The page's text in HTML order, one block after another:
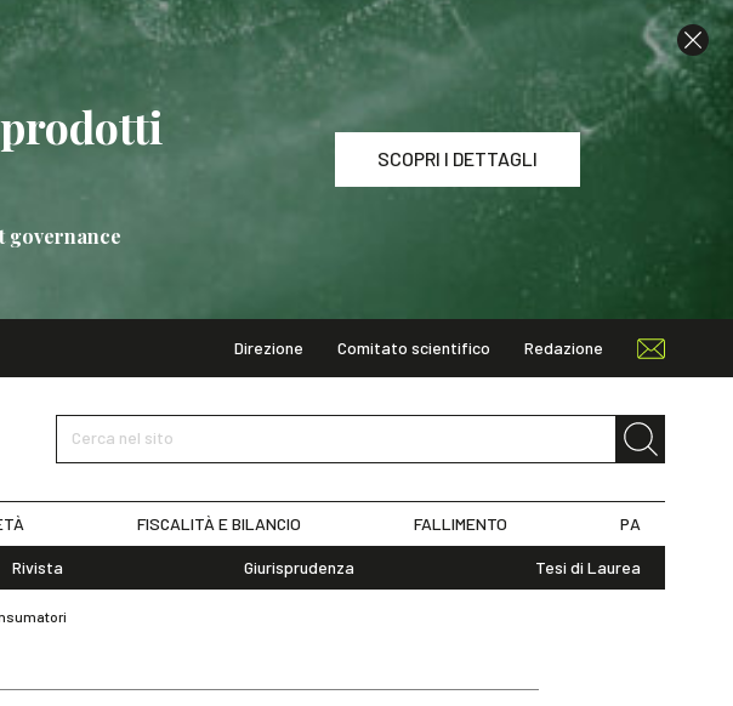
governance
SCOPRI I DETTAGLI
bancari SCOPRI I DETTAGLI
Direzione Comitato scientifico Redazione
Cerca nel sito
FISCALITÀ E BILANCIO FALLIMENTO PA
Rivista Giurisprudenza Tesi di Laurea